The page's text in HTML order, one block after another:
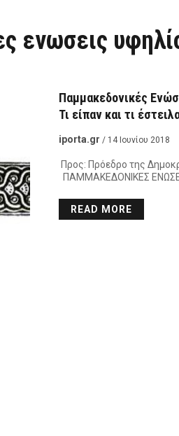
ενωσεις
Παμμακεδονικές
Τι είπαν και τι
iporta.gr / 14 Ιουνίου 2018
Προς: Πρόεδρο της
ΠΑΜΜΑΚΕΔΟΝΙΚΕΣ
READ MORE